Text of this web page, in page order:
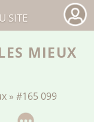
MIEUX
»#165 099
SITE